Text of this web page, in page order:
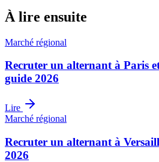
À lire ensuite
Marché régional
Recruter un alternant à Paris
guide 2026
Lire
Marché régional
Recruter un alternant à
2026